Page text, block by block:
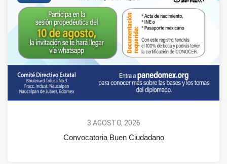
3 AGOSTO, 2026
Convocatoria Buen Ciudadano